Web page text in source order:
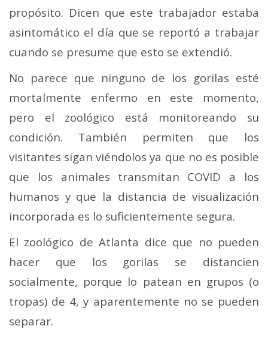
propósito. Dicen que este trabajador estaba
asintomático el día que se reportó a trabajar
cuando se presume que esto se extendió.
No parece que ninguno de los gorilas esté
mortalmente enfermo en este momento,
pero el zoológico está monitoreando su
condición. También permiten que los
visitantes sigan viéndolos ya que no es posible
que los animales transmitan COVID a los
humanos y que la distancia de visualización
incorporada es lo suficientemente segura.
El zoológico de Atlanta dice que no pueden
hacer que los gorilas se distancien
socialmente, porque lo patean en grupos (o
tropas) de 4, y aparentemente no se pueden
separar.